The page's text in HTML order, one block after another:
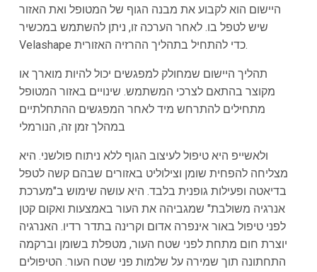
היישום הוא לקבוע את מבנה הגוף של המטופל ואת האזור
שיש לטפל בו. לאחר הערכה זו, ניתן להשתמש במכשיר
Velashape כדי להתחיל בתהליך ההרזיה האזורית.
תהליך היישום שמחולק למפגשים יכול להיות מוארך או
מקוצר בהתאם לצרכי המשתמש. שינויים באזור המטופל
מתחילים להתרחש מיד לאחר המפגשים ההתחלתיים
במהלך זמן זה, הנורמלי
ולאשייפ היא טיפול לעיצוב הגוף ללא ניתוח פולשני. היא
מצליחה להפחית שומן וצילוליט באזורים שבהם קשה לטפל
בדיאטה ופעילות גופנית בלבד. היא עושה שימוש ב"מערכת
אנרגיה משולבת" שמגביהה את העור באמצעות ואקום קטן
לפני טיפול באור אינפרה אדום וקרינה בתדר רדיו. האנרגיה
יוצרת חום מתחת לפני שטח העור, מטפלת בשומן וברקמה
התחתונה תוך שמירה על שלמות פני שטח העור. הטיפולים